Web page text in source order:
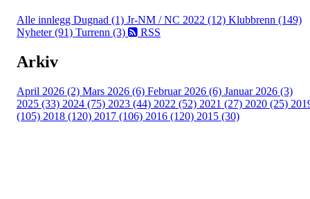
Alle innlegg Dugnad (1) Jr-NM / NC 2022 (12) Klubbrenn (149)
Nyheter (91) Turrenn (3) RSS
Arkiv
April 2026 (2) Mars 2026 (6) Februar 2026 (6) Januar 2026 (3)
2025 (33) 2024 (75) 2023 (44) 2022 (52) 2021 (27) 2020 (25)
(105) 2018 (120) 2017 (106) 2016 (120) 2015 (30)